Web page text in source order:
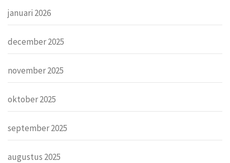
januari 2026
december 2025
november 2025
oktober 2025
september 2025
augustus 2025